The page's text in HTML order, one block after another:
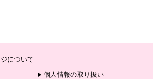
について
個人情報の取り扱い